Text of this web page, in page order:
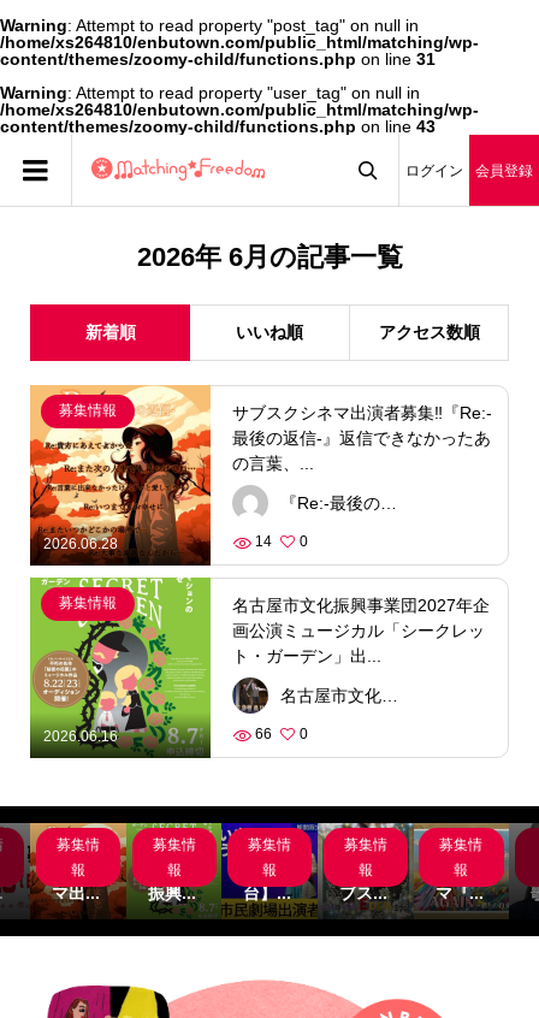
Warning: Attempt to read property "post_tag" on null in
/home/xs264810/enbutown.com/public_html/matching/wp-
content/themes/zoomy-child/functions.php on line 31
Warning: Attempt to read property "user_tag" on null in
/home/xs264810/enbutown.com/public_html/matching/wp-
content/themes/zoomy-child/functions.php on line 43
ログイン 会員登録
2026年 6月の記事一覧
新着順 いいね順 アクセス数順
2026.06.28
募集情報
サブスクシネマ出演者募集‼『Re:-
最後の返信-』返信できなかったあ
の言葉、...
『Re:-最後の返信-』製作委員会
14 0
2026.06.16
募集情報
名古屋市文化振興事業団2027年企
画公演ミュージカル「シークレッ
ト・ガーデン」出...
名古屋市文化振興事業団
66 0
募集情
報
サブス
クシネ
マ出...
募集情
報
名古屋
市文化
振興...
募集情
報
【関
西/舞
台】...
募集情
報
主演募
集‼サ
ブス...
募集情
報
サブス
クシネ
マ『...